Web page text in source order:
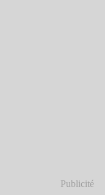
Publicité